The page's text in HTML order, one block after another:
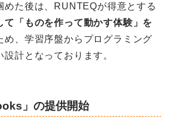
めた後は、RUNTEQが得意とする
て「ものを作って動かす体験」を
め、学習序盤からプログラミング
計となっております。
」の提供開始